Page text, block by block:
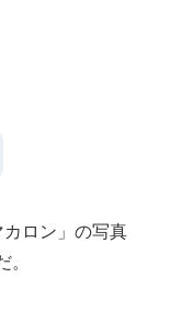
ロン」の写真